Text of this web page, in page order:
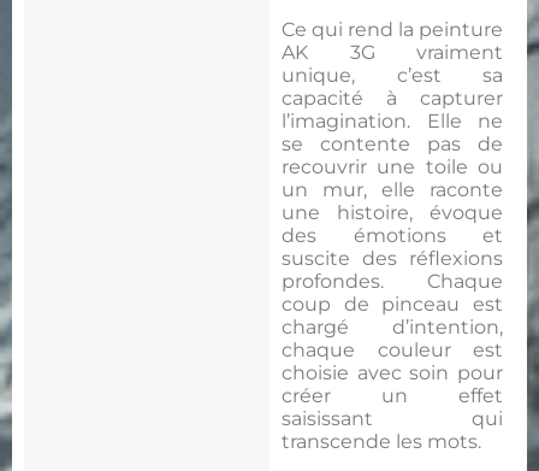
Ce qui rend la peinture
AK 3G vraiment
unique, c’est sa
capacité à capturer
l’imagination. Elle ne
se contente pas de
recouvrir une toile ou
un mur, elle raconte
une histoire, évoque
des émotions et
suscite des réflexions
profondes. Chaque
coup de pinceau est
chargé d’intention,
chaque couleur est
choisie avec soin pour
créer un effet
saisissant qui
transcende les mots.